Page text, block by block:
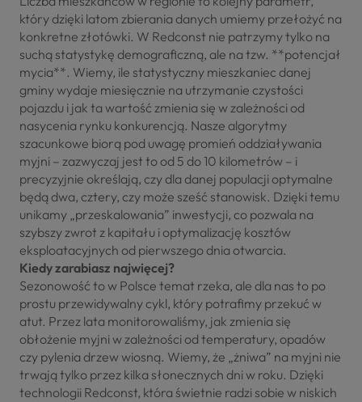
który dzięki latom zbierania danych umiemy przełożyć na
konkretne złotówki. W Redconst nie patrzymy tylko na
suchą statystykę demograficzną, ale na tzw. **potencjał
mycia**. Wiemy, ile statystyczny mieszkaniec danej
gminy wydaje miesięcznie na utrzymanie czystości
pojazdu i jak ta wartość zmienia się w zależności od
nasycenia rynku konkurencją. Nasze algorytmy
szacunkowe biorą pod uwagę promień oddziaływania
myjni – zazwyczaj jest to od 5 do 10 kilometrów – i
precyzyjnie określają, czy dla danej populacji optymalne
będą dwa, cztery, czy może sześć stanowisk. Dzięki temu
unikamy „przeskalowania” inwestycji, co pozwala na
szybszy zwrot z kapitału i optymalizację kosztów
eksploatacyjnych od pierwszego dnia otwarcia.
Kiedy zarabiasz najwięcej?
Sezonowość to w Polsce temat rzeka, ale dla nas to po
prostu przewidywalny cykl, który potrafimy przekuć w
atut. Przez lata monitorowaliśmy, jak zmienia się
obłożenie myjni w zależności od temperatury, opadów
czy pylenia drzew wiosną. Wiemy, że „żniwa” na myjni nie
trwają tylko przez kilka słonecznych dni w roku. Dzięki
technologii Redconst, która świetnie radzi sobie w niskich